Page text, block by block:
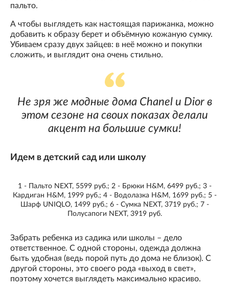
пальто.
А чтобы выглядеть как настоящая парижанка, можно
добавить к образу берет и объёмную кожаную сумку.
Убиваем сразу двух зайцев: в неё можно и покупки
сложить, и выглядит она очень стильно.
Не зря же модные дома Chanel и Dior в
этом сезоне на своих показах делали
акцент на большие сумки!
Идем в детский сад или школу
1 - Пальто NEXT, 5599 руб.; 2 - Брюки H&M, 6499 руб.; 3 -
Кардиган H&M, 1999 руб.; 4 - Водолазка H&M, 1699 руб.; 5 -
Шарф UNIQLO, 1499 руб.; 6 - Сумка NEXT, 3719 руб.; 7 -
Полусапоги NEXT, 3919 руб.
Забрать ребенка из садика или школы – дело
ответственное. С одной стороны, одежда должна
быть удобная (ведь порой путь до дома не близок). С
другой стороны, это своего рода «выход в свет»,
поэтому хочется выглядеть максимально красиво.